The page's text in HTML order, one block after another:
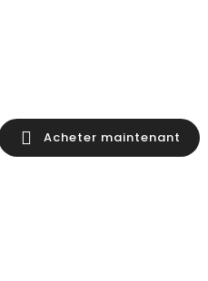
 Acheter maintenant